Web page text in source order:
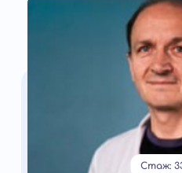
Стаж: